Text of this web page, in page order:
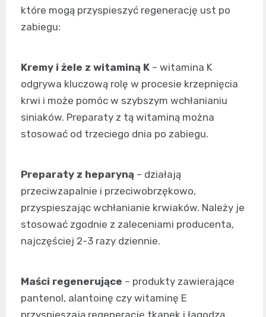
które mogą przyspieszyć regenerację ust po
zabiegu:
Kremy i żele z witaminą K – witamina K
odgrywa kluczową rolę w procesie krzepnięcia
krwi i może pomóc w szybszym wchłanianiu
siniaków. Preparaty z tą witaminą można
stosować od trzeciego dnia po zabiegu.
Preparaty z heparyną – działają
przeciwzapalnie i przeciwobrzękowo,
przyspieszając wchłanianie krwiaków. Należy je
stosować zgodnie z zaleceniami producenta,
najczęściej 2-3 razy dziennie.
Maści regenerujące – produkty zawierające
pantenol, alantoinę czy witaminę E
przyspieszają regenerację tkanek i łagodzą